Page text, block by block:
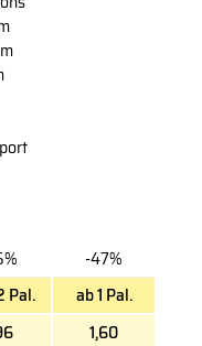
-47%
Pal.
ab 1 Pal.
1,60